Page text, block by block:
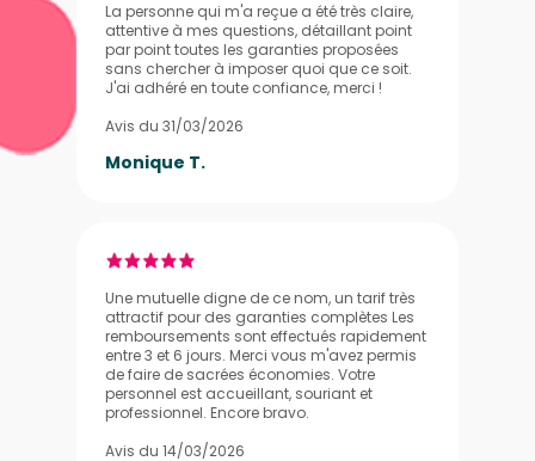
La personne qui m'a reçue a été très claire,
attentive à mes questions, détaillant point
par point toutes les garanties proposées
sans chercher à imposer quoi que ce soit.
J'ai adhéré en toute confiance, merci !
Avis du 31/03/2026
Monique T.
Une mutuelle digne de ce nom, un tarif très
attractif pour des garanties complètes Les
remboursements sont effectués rapidement
entre 3 et 6 jours. Merci vous m'avez permis
de faire de sacrées économies. Votre
personnel est accueillant, souriant et
professionnel. Encore bravo.
Avis du 14/03/2026